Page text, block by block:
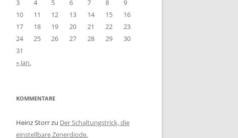
3
4 5 6 7 8
9
10
11 12 13 14 15
16
17
18 19 20 21 22
23
24
25 26 27 28 29
30
31
« Jan.
KOMMENTARE
Heinz Storrzu Der Schaltungstrick, die
einstellbare Zenerdiode.